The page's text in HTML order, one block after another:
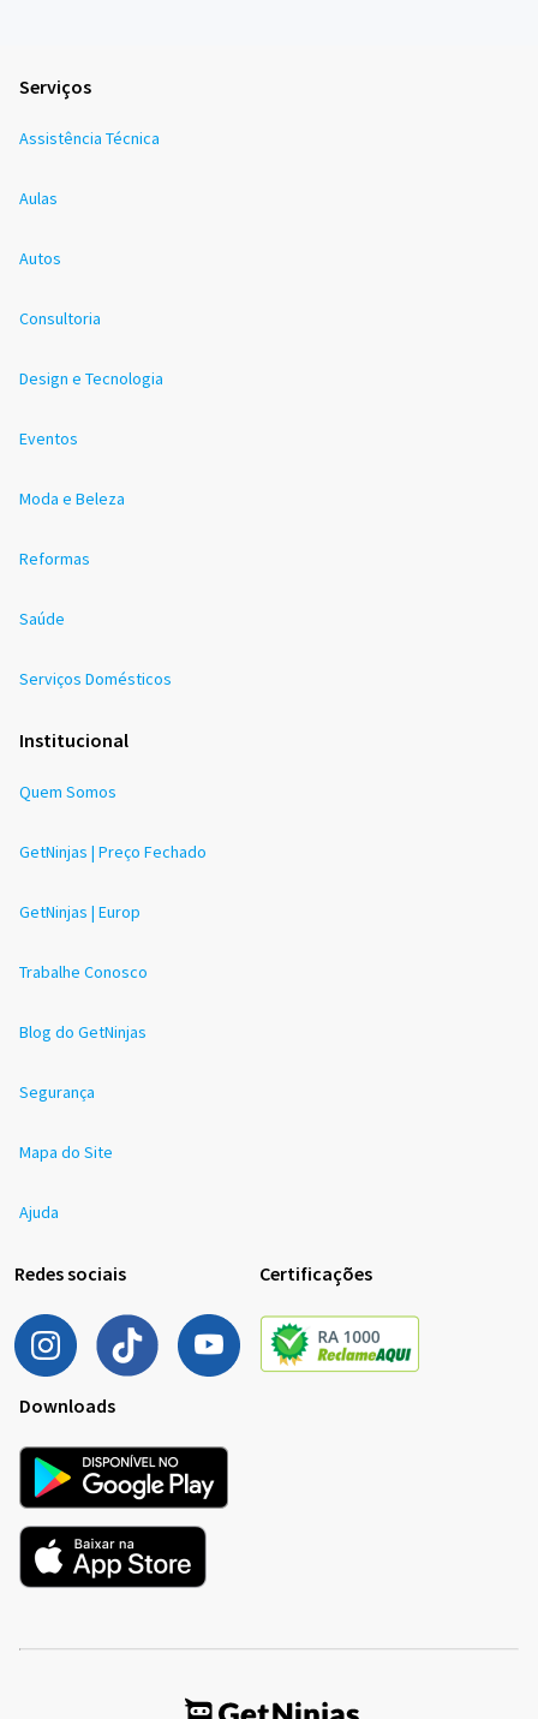
Serviços
Assistência Técnica
Aulas
Autos
Consultoria
Design e Tecnologia
Eventos
Moda e Beleza
Reformas
Saúde
Serviços Domésticos
Institucional
Quem Somos
GetNinjas | Preço Fechado
GetNinjas | Europ
Trabalhe Conosco
Blog do GetNinjas
Segurança
Mapa do Site
Ajuda
Redes sociais Certificações
Downloads